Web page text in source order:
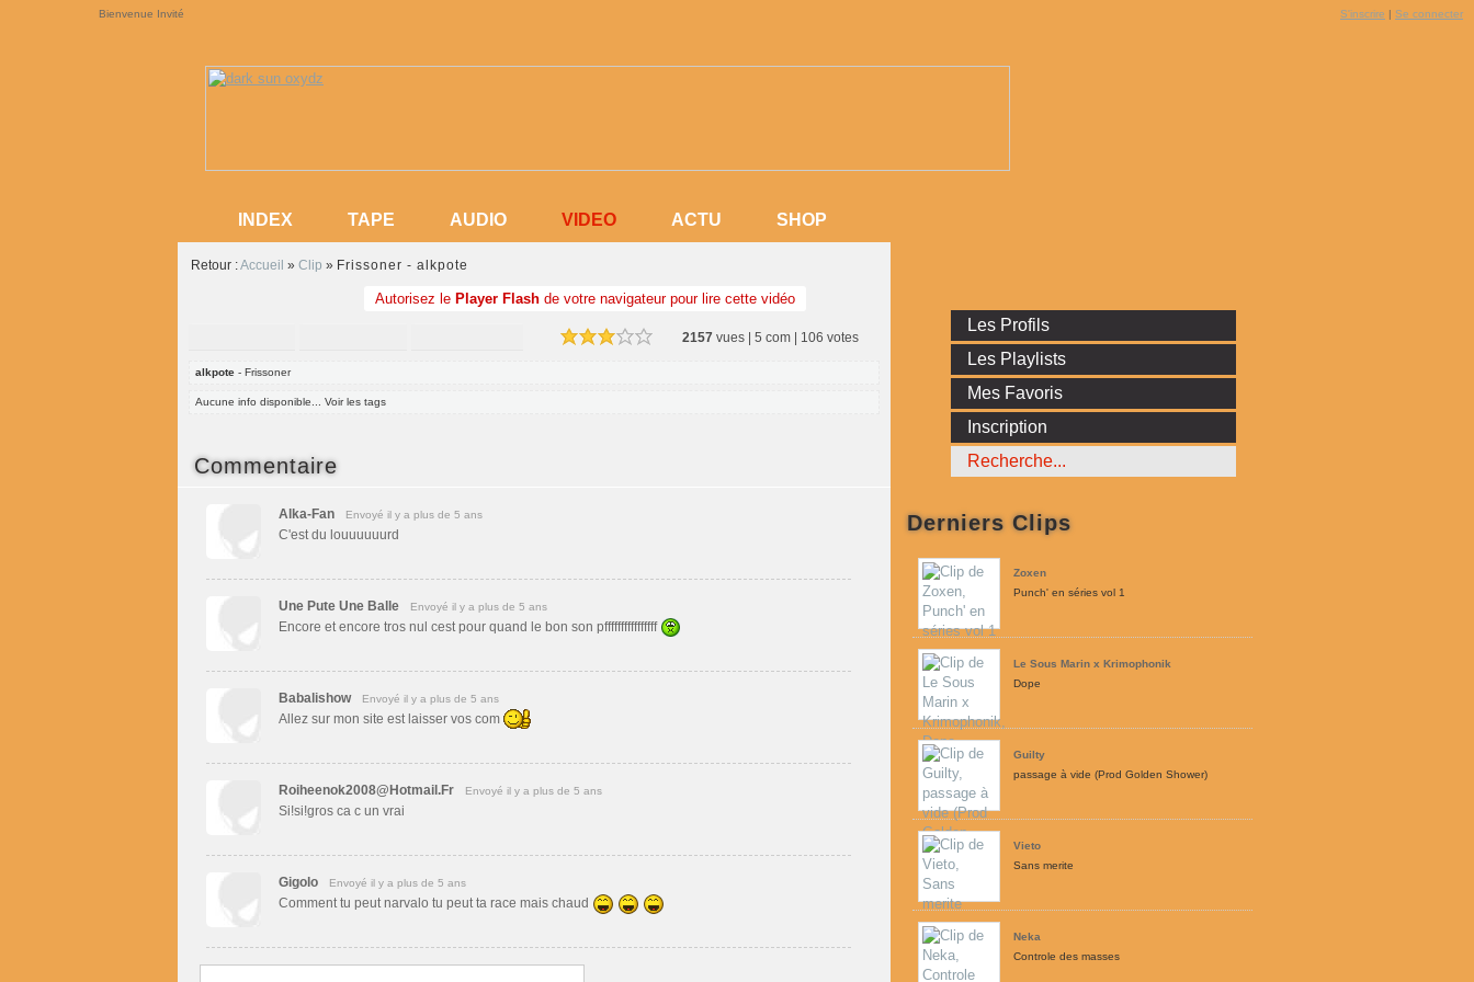
S'inscrire | Se connecter
Bienvenue Invité
SHOP
ACTU
VIDEO
VIDEO
AUDIO
AUDIO
TAPE
TAPE
INDEX
INDEX
Retour :Accueil » Clip » Frissoner - alkpote
Autorisez le Player Flash de votre navigateur pour lire cette vidéo
2157 vues | 5 com | 106 votes
alkpote - Frissoner
Aucune info disponible... Voir les tags
Commentaire
Alka-Fan Envoyé il y a plus de 5 ans
C'est du louuuuuurd
Une Pute Une Balle Envoyé il y a plus de 5 ans
Encore et encore tros nul cest pour quand le bon son pffffffffffffffff
Babalishow Envoyé il y a plus de 5 ans
Allez sur mon site est laisser vos com
Roiheenok2008@hotmail.fr Envoyé il y a plus de 5 ans
Si!si!gros ca c un vrai
Gigolo Envoyé il y a plus de 5 ans
Comment tu peut narvalo tu peut ta race mais chaud
Les Profils
Les Playlists
Mes Favoris
Inscription
Derniers Clips
Zoxen
Punch' en séries vol 1
Le Sous Marin x Krimophonik
Dope
Guilty
passage à vide (Prod Golden Shower)
Vieto
Sans merite
Neka
Controle des masses